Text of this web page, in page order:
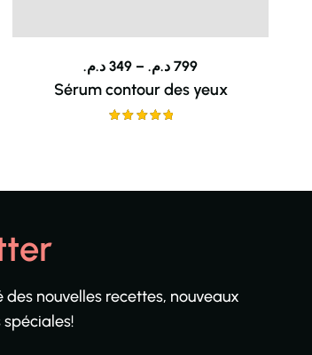
349 د.م. – 799 د.م.
Sérum contour des yeux
des nouvelles recettes, nouveaux